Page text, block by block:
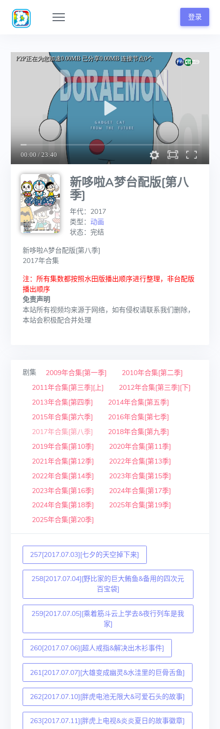
登录
新哆啦A梦台配版[第八
季]
年代：2017
类型： 动画
状态：完结
新哆啦A梦台配版[第八季]
2017年合集
注：所有集数都按照水田版播出顺序进行整理，非台配版
播出顺序
免责声明
本站所有视频均来源于网络，如有侵权请联系我们删除，
本站会积极配合并处理
剧集 2009年合集[第一季]
2010年合集[第二季]
2011年合集[第三季][上]
2012年合集[第三季][下]
2013年合集[第四季]
2014年合集[第五季]
2015年合集[第六季]
2016年合集[第七季]
2017年合集[第八季]
2018年合集[第九季]
2019年合集[第10季]
2020年合集[第11季]
2021年合集[第12季]
2022年合集[第13季]
2022年合集[第14季]
2023年合集[第15季]
2023年合集[第16季]
2024年合集[第17季]
2024年合集[第18季]
2025年合集[第19季]
2025年合集[第20季]
257[2017.07.03][七夕的天空掉下来]
258[2017.07.04][野比家的巨大鲔鱼&备用的四次元
百宝袋]
259[2017.07.05][乘着筋斗云上学去&夜行列车是我
家]
260[2017.07.06][超人戒指&解决出木衫事件]
261[2017.07.07][大雄变成幽灵&水洼里的巨骨舌鱼]
262[2017.07.10][胖虎电池无限大&可爱石头的故事]
263[2017.07.11][胖虎上电视&炎炎夏日的故事徽章]